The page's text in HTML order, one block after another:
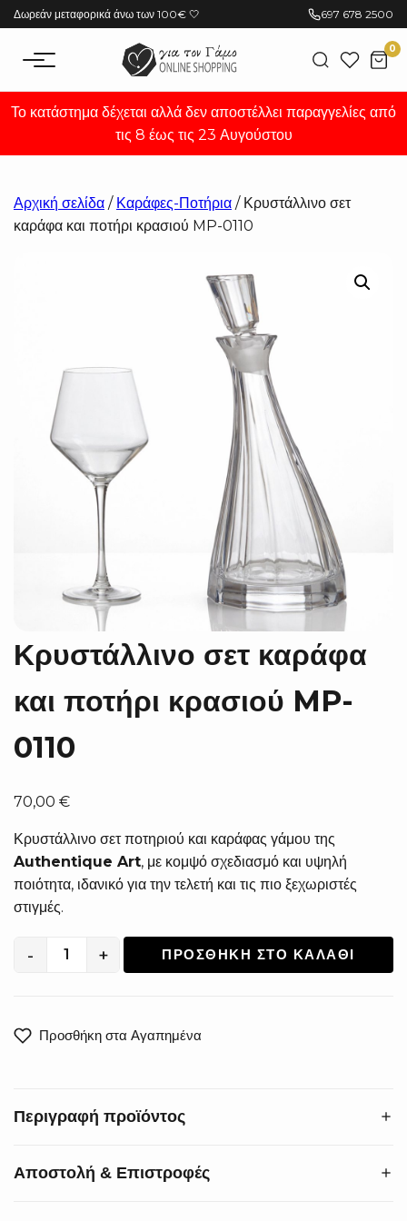
Μετάβαση
στο
περιεχόμενο
Δωρεάν μεταφορικά άνω των 100€ 🤍 697 678 2500
0
Το κατάστημα δέχεται αλλά δεν αποστέλλει παραγγελίες από
τις 8 έως τις 23 Αυγούστου
Αρχική σελίδα / Καράφες-Ποτήρια / Κρυστάλλινο σετ
καράφα και ποτήρι κρασιού MP-0110
Κρυστάλλινο σετ καράφα
και ποτήρι κρασιού MP-
0110
70,00 €
Κρυστάλλινο σετ ποτηριού και καράφας γάμου της
Authentique Art, με κομψό σχεδιασμό και υψηλή
ποιότητα, ιδανικό για την τελετή και τις πιο ξεχωριστές
στιγμές.
Κρυστάλλινο
και
0110
- + ΠΡΟΣΘΉΚΗ ΣΤΟ ΚΑΛΆΘΙ
Προσθήκη στα Αγαπημένα
Περιγραφή προϊόντος
Αναδείξτε τις πιο σημαντικές στιγμές σας με το πολυτελές
Αποστολή & Επιστροφές